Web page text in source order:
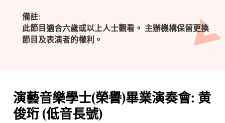
備註:
此節目適合六歲或以上人士觀看。 主辦機構保留更換
節目及表演者的權利。
演藝音樂學士(榮譽)畢業演奏會: 黄
俊珩 (低音長號)